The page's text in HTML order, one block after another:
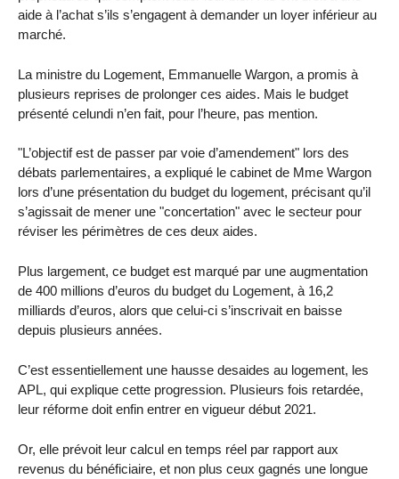
aide à l’achat s’ils s’engagent à demander un loyer inférieur au
marché.
La ministre du Logement, Emmanuelle Wargon, a promis à
plusieurs reprises de prolonger ces aides. Mais le budget
présenté celundi n’en fait, pour l’heure, pas mention.
"L’objectif est de passer par voie d’amendement" lors des
débats parlementaires, a expliqué le cabinet de Mme Wargon
lors d’une présentation du budget du logement, précisant qu’il
s’agissait de mener une "concertation" avec le secteur pour
réviser les périmètres de ces deux aides.
Plus largement, ce budget est marqué par une augmentation
de 400 millions d’euros du budget du Logement, à 16,2
milliards d’euros, alors que celui-ci s’inscrivait en baisse
depuis plusieurs années.
C’est essentiellement une hausse desaides au logement, les
APL, qui explique cette progression. Plusieurs fois retardée,
leur réforme doit enfin entrer en vigueur début 2021.
Or, elle prévoit leur calcul en temps réel par rapport aux
revenus du bénéficiaire, et non plus ceux gagnés une longue